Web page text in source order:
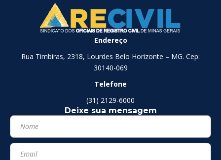
Endereço
Rua Timbiras, 2318, Lourdes Belo Horizonte – MG. Cep:
30140-069
Telefone
(31) 2129-6000
Deixe sua mensagem